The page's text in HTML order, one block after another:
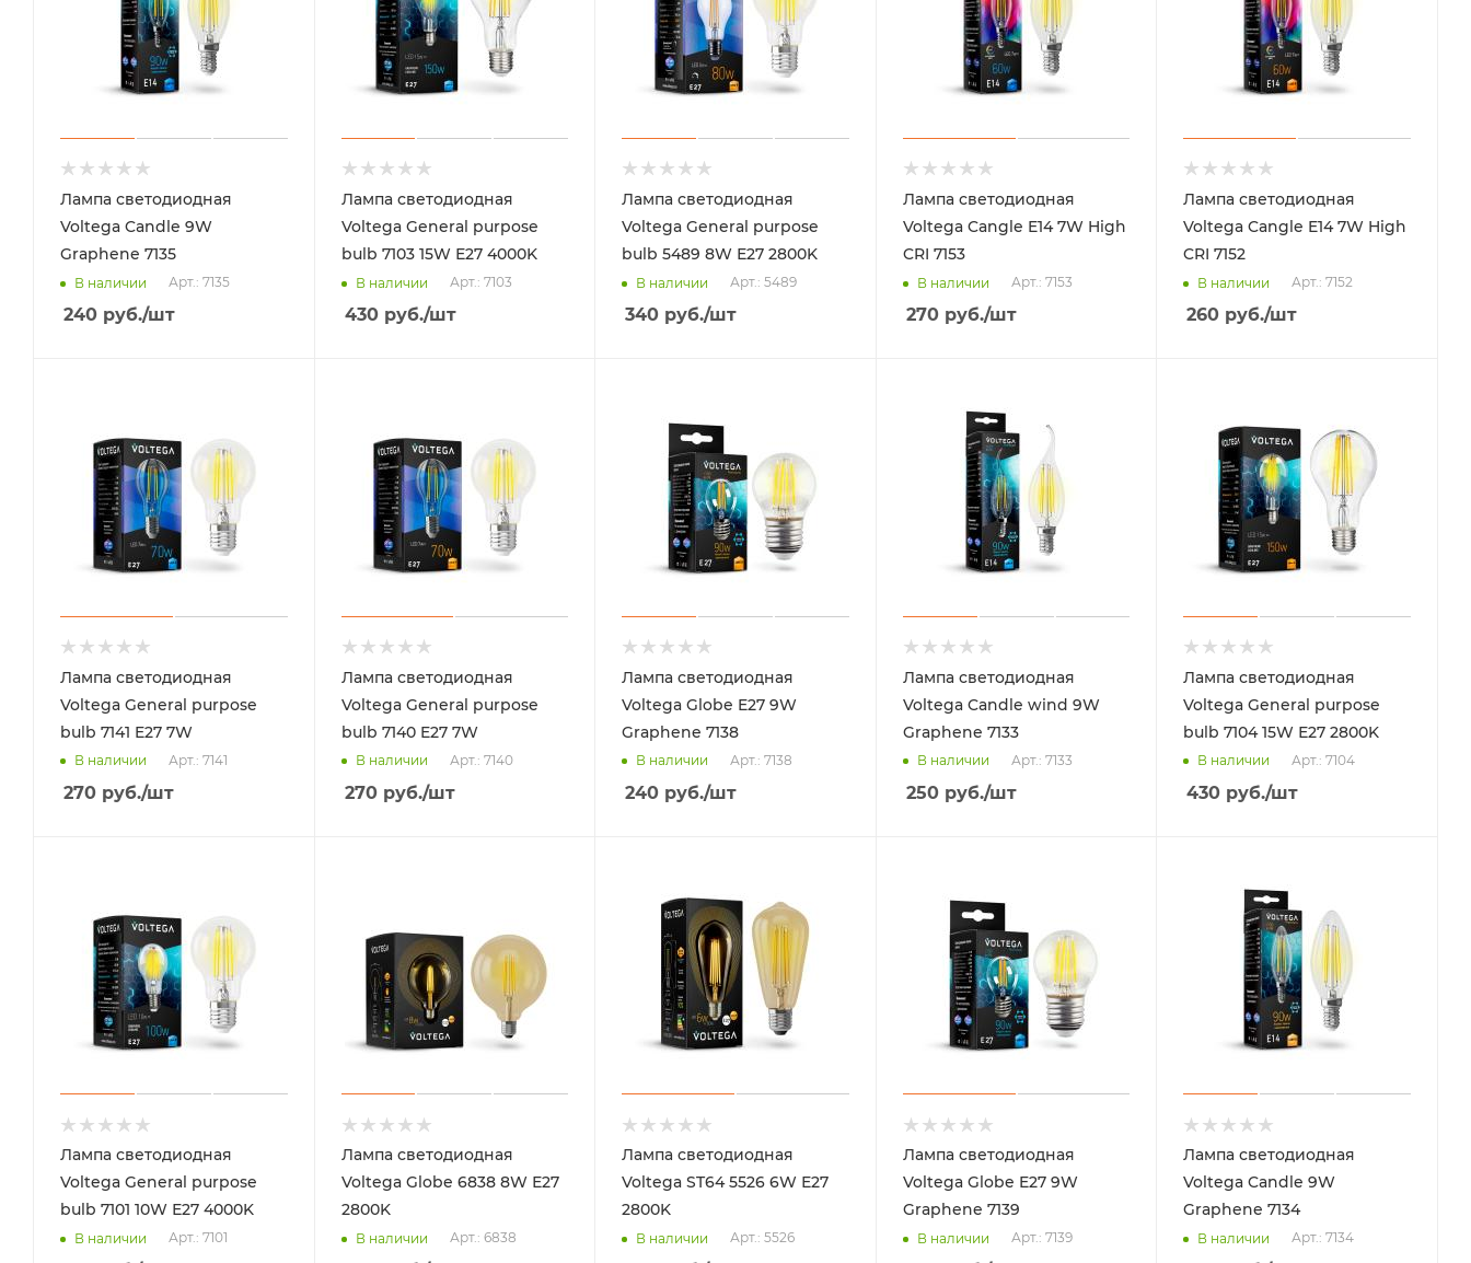
Лампа светодиодная
Voltega Candle 9W
Graphene 7135
В наличии Арт.: 7135
240 руб./шт
Лампа светодиодная
Voltega General purpose
bulb 7103 15W Е27 4000K
В наличии Арт.: 7103
430руб./шт
Лампа светодиодная
Voltega General purpose
bulb 5489 8W Е27 2800K
В наличии Арт.: 5489
340 руб./шт
Лампа светодиодная
Voltega Cangle E14 7W High
CRI 7153
В наличии Арт.: 7153
270руб./шт
Лампа светодиодная
Voltega Cangle E14 7W High
CRI 7152
В наличии Арт.: 7152
260 руб./шт
Лампа светодиодная
Voltega General purpose
bulb 7141 E27 7W
В наличии Арт.: 7141
270 руб./шт
Лампа светодиодная
Voltega General purpose
bulb 7140 E27 7W
В наличии Арт.: 7140
270руб./шт
Лампа светодиодная
Voltega Globe E27 9W
Graphene 7138
В наличии Арт.: 7138
240 руб./шт
Лампа светодиодная
Voltega Candle wind 9W
Graphene 7133
В наличии Арт.: 7133
250руб./шт
Лампа светодиодная
Voltega General purpose
bulb 7104 15W Е27 2800K
В наличии Арт.: 7104
430 руб./шт
Лампа светодиодная
Voltega General purpose
bulb 7101 10W Е27 4000K
В наличии Арт.: 7101
Лампа светодиодная
Voltega Globe 6838 8W Е27
2800K
В наличии Арт.: 6838
Лампа светодиодная
Voltega ST64 5526 6W Е27
2800K
В наличии Арт.: 5526
Лампа светодиодная
Voltega Globe E27 9W
Graphene 7139
В наличии Арт.: 7139
Лампа светодиодная
Voltega Candle 9W
Graphene 7134
В наличии Арт.: 7134